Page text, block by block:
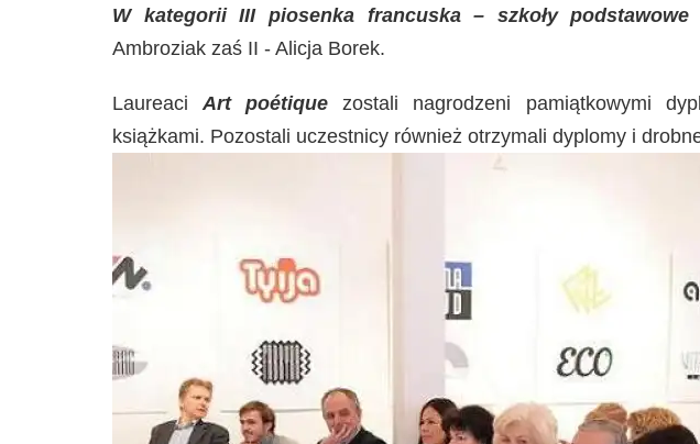
W kategorii III piosenka francuska – szkoły podstawowe
Ambroziak zaś II - Alicja Borek.
LaureaciArt poétiquezostali nagrodzeni pamiątkowymi
książkami. Pozostali uczestnicy również otrzymali dyplomy i